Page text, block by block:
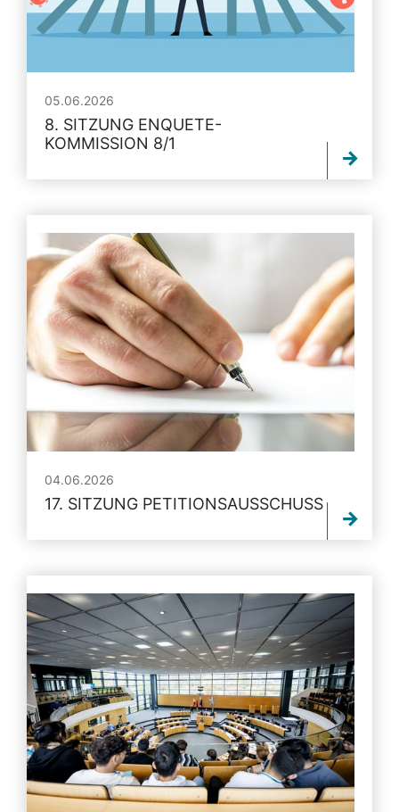
05.06.2026
8. SITZUNG ENQUETE-
KOMMISSION 8/1
04.06.2026
17. SITZUNG PETITIONSAUSSCHUSS